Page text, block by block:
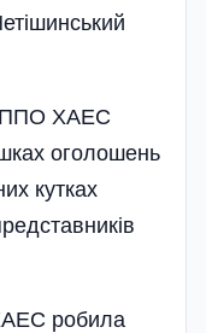
ППО ХАЕС
оголошень
кутках
робила